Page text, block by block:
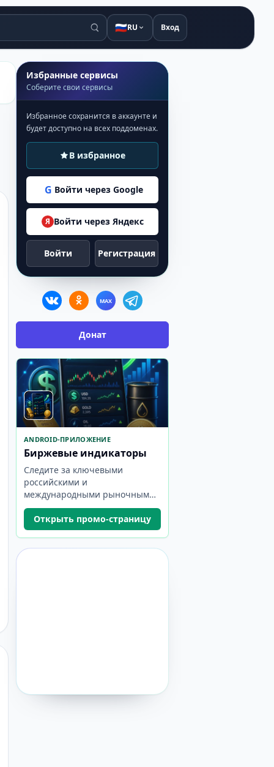
🇷🇺RU Вход
Избранные сервисы
Соберите свои сервисы
Избранное сохранится в аккаунте и
будет доступно на всех поддоменах.
В избранное
G Войти через Google
Я Войти через Яндекс
Войти Регистрация
MAX
Донат
ANDROID-ПРИЛОЖЕНИЕ
Биржевые индикаторы
Следите за ключевыми
российскими и
международными рыночными
показателями в одном
компактном приложении.
Открыть промо-страницу